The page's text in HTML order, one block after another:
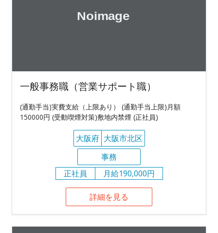
一般事務職（営業サポート職）
(通勤手当)実費支給（上限あり） (通勤手当上限)月額
150000円 (受動喫煙対策)敷地内禁煙 (正社員)
大阪府 大阪市北区
事務
正社員
月給190,000円
詳細を見る